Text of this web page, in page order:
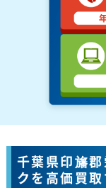
千葉県印旛
クを高価買